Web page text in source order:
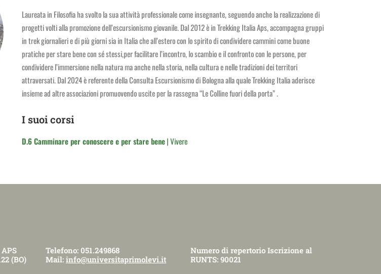
Laureata in Filosofia ha svolto la sua attività professionale come insegnante, seguendo anche la realizzazione di
progetti volti alla promozione dell’escursionismo giovanile. Dal 2012 è in Trekking Italia Aps, accompagna gruppi
in trek giornalieri e di più giorni sia in Italia che all’estero con lo spirito di condividere cammini come buone
pratiche per stare bene con sé stessi,per facilitare l’incontro, lo scambio e il confronto con le persone, per
condividere l’immersione nella natura ma anche nella storia, nella cultura e nelle tradizioni dei territori
attraversati. Dal 2024 è referente della Consulta Escursionismo di Bologna alla quale Trekking Italia aderisce
insieme ad altre associazioni promuovendo uscite per la rassegna “Le Colline fuori della porta” .
I suoi corsi
D.6 Camminare per conoscere e per stare bene| Vivere
(BO)
Telefono: 051.249868
Mail: info@universitaprimolevi.it
Numero di repertorio Iscrizione al
RUNTS: 90021